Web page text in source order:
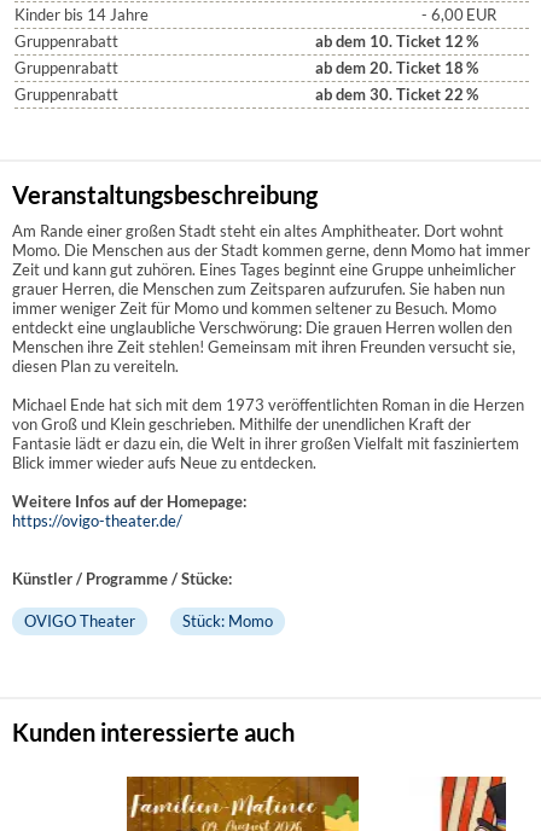
Kinder bis 14 Jahre
- 6,00EUR
Gruppenrabatt
ab dem 10. Ticket 12%
Gruppenrabatt
ab dem 20. Ticket 18%
Gruppenrabatt
ab dem 30. Ticket 22%
Veranstaltungsbeschreibung
Am Rande einer großen Stadt steht ein altes Amphitheater. Dort wohnt
Momo. Die Menschen aus der Stadt kommen gerne, denn Momo hat immer
Zeit und kann gut zuhören. Eines Tages beginnt eine Gruppe unheimlicher
grauer Herren, die Menschen zum Zeitsparen aufzurufen. Sie haben nun
immer weniger Zeit für Momo und kommen seltener zu Besuch. Momo
entdeckt eine unglaubliche Verschwörung: Die grauen Herren wollen den
Menschen ihre Zeit stehlen! Gemeinsam mit ihren Freunden versucht sie,
diesen Plan zu vereiteln.
Michael Ende hat sich mit dem 1973 veröffentlichten Roman in die Herzen
von Groß und Klein geschrieben. Mithilfe der unendlichen Kraft der
Fantasie lädt er dazu ein, die Welt in ihrer großen Vielfalt mit fasziniertem
Blick immer wieder aufs Neue zu entdecken.
Weitere Infos auf der Homepage:
https://ovigo-theater.de/
Künstler / Programme / Stücke:
OVIGO Theater Stück: Momo
Kunden interessierte auch